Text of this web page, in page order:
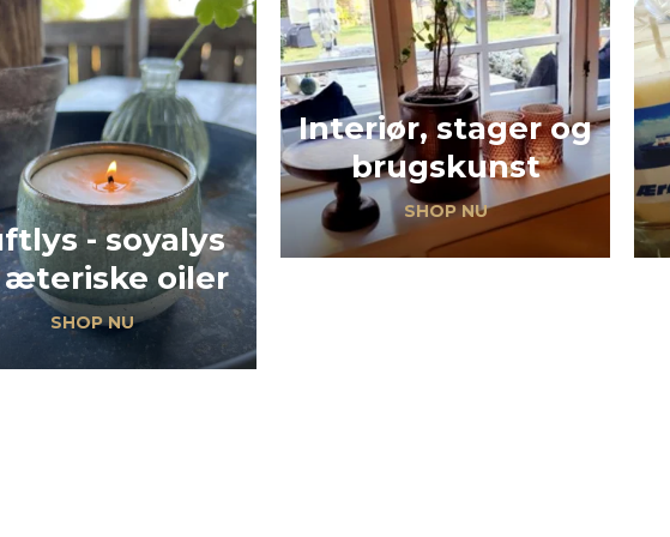
- soyalys
æteriske oiler
SHOP NU
Interiør, stager og
brugskunst
SHOP NU